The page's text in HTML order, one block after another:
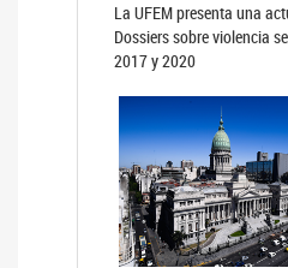
La UFEM presenta una
Dossiers sobre violencia
2017 y 2020